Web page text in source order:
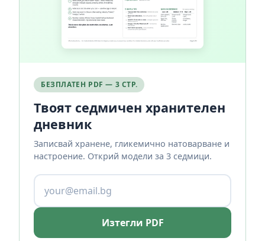
БЕЗПЛАТЕН PDF — 3 СТР.
Твоят седмичен хранителен
дневник
Записвай хранене, гликемично натоварване и
настроение. Открий модели за 3 седмици.
Изтегли PDF